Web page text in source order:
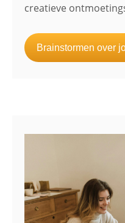
creatieve
Brainstormen over